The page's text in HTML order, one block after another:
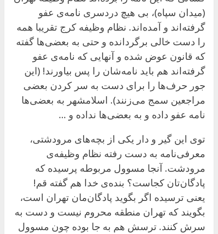
(میدان سپاه)، بی هیچ دردسری نامه‌ی عفو
گرفته‌اند و آمده‌اند. نظام وظیفه کرج تقریبا همه
را دست خالی برگردانده و حتی به بعضی‌ها گفته
که قانون عوض شده و آنهایی که نامه‌ی عفو
گرفته‌اند هم باید نامه‌شان را پس بیاورند! (این
جور حرف‌ها را برای دست به سر کردن بعضی
مراجعین سمج می‌زنند). اسلامشهر به بعضی‌ها
نامه عفو داده و به بعضی‌ها نداده و …
توی این گیر و دار یکی از بچه‌های مرودشتی،
معرفی‌نامه به دست رفته نظام وظیفه‌ی
مرودشت. آنجا مسوول مربوطه پرسیده که
پادگان‌تان کجاست؟ بنده‌ی خدا هم گفته قم!
یعنی ترسیده اگر بگوید پادگان‌مان تهران است،
بگویند که تهران منطقه محروم نیست و دست به
سرش کنند. ترسش هم به جا بوده چون مسوول